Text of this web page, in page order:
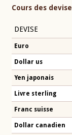
Cours des
DEVISE
Euro
Dollar us
Yen japonais
Livre sterling
Franc suisse
Dollar canadien